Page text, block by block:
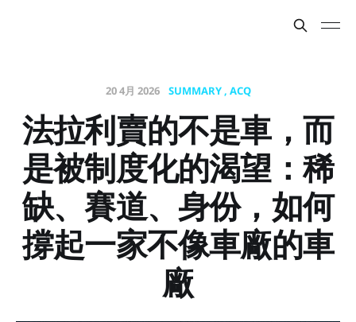
20 4月 2026 SUMMARY ACQ
法拉利賣的不是車，而
是被制度化的渴望：稀
缺、賽道、身份，如何
撐起一家不像車廠的車
廠